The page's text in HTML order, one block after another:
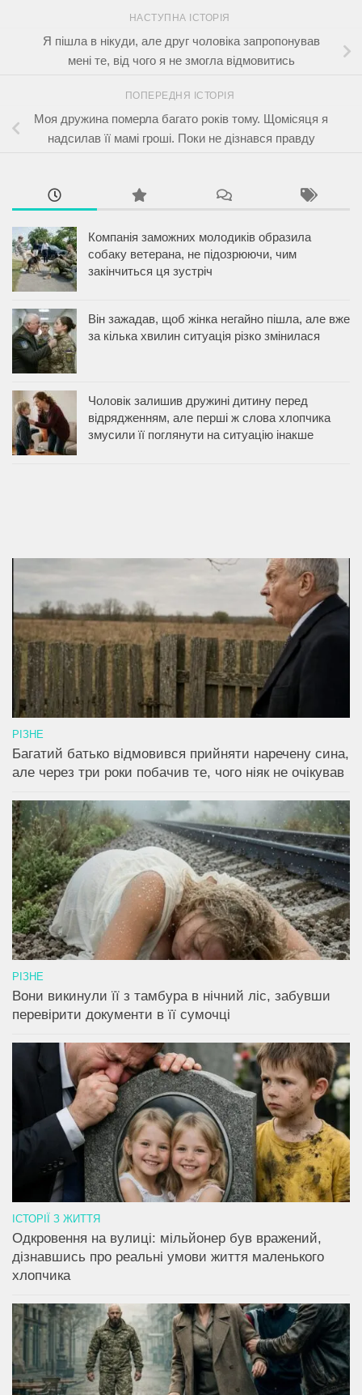
НАСТУПНА ІСТОРІЯ
Я пішла в нікуди, але друг чоловіка запропонував
мені те, від чого я не змогла відмовитись
ПОПЕРЕДНЯ ІСТОРІЯ
Моя дружина померла багато років тому. Щомісяця я
надсилав її мамі гроші. Поки не дізнався правду
Компанія заможних молодиків образила
собаку ветерана, не підозрюючи, чим
закінчиться ця зустріч
Він зажадав, щоб жінка негайно пішла, але вже
за кілька хвилин ситуація різко змінилася
Чоловік залишив дружині дитину перед
відрядженням, але перші ж слова хлопчика
змусили її поглянути на ситуацію інакше
РІЗНЕ
Багатий батько відмовився прийняти наречену сина,
але через три роки побачив те, чого ніяк не очікував
РІЗНЕ
Вони викинули її з тамбура в нічний ліс, забувши
перевірити документи в її сумочці
ІСТОРІЇ З ЖИТТЯ
Одкровення на вулиці: мільйонер був вражений,
дізнавшись про реальні умови життя маленького
хлопчика